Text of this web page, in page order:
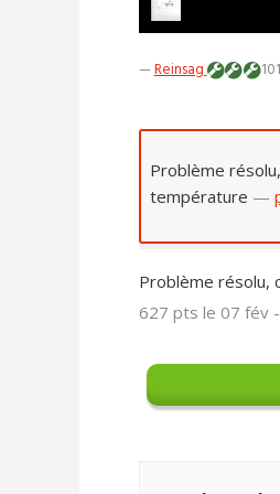
—Reinsag
Problème
température —
Problème résolu,
627 pts le 07 fév